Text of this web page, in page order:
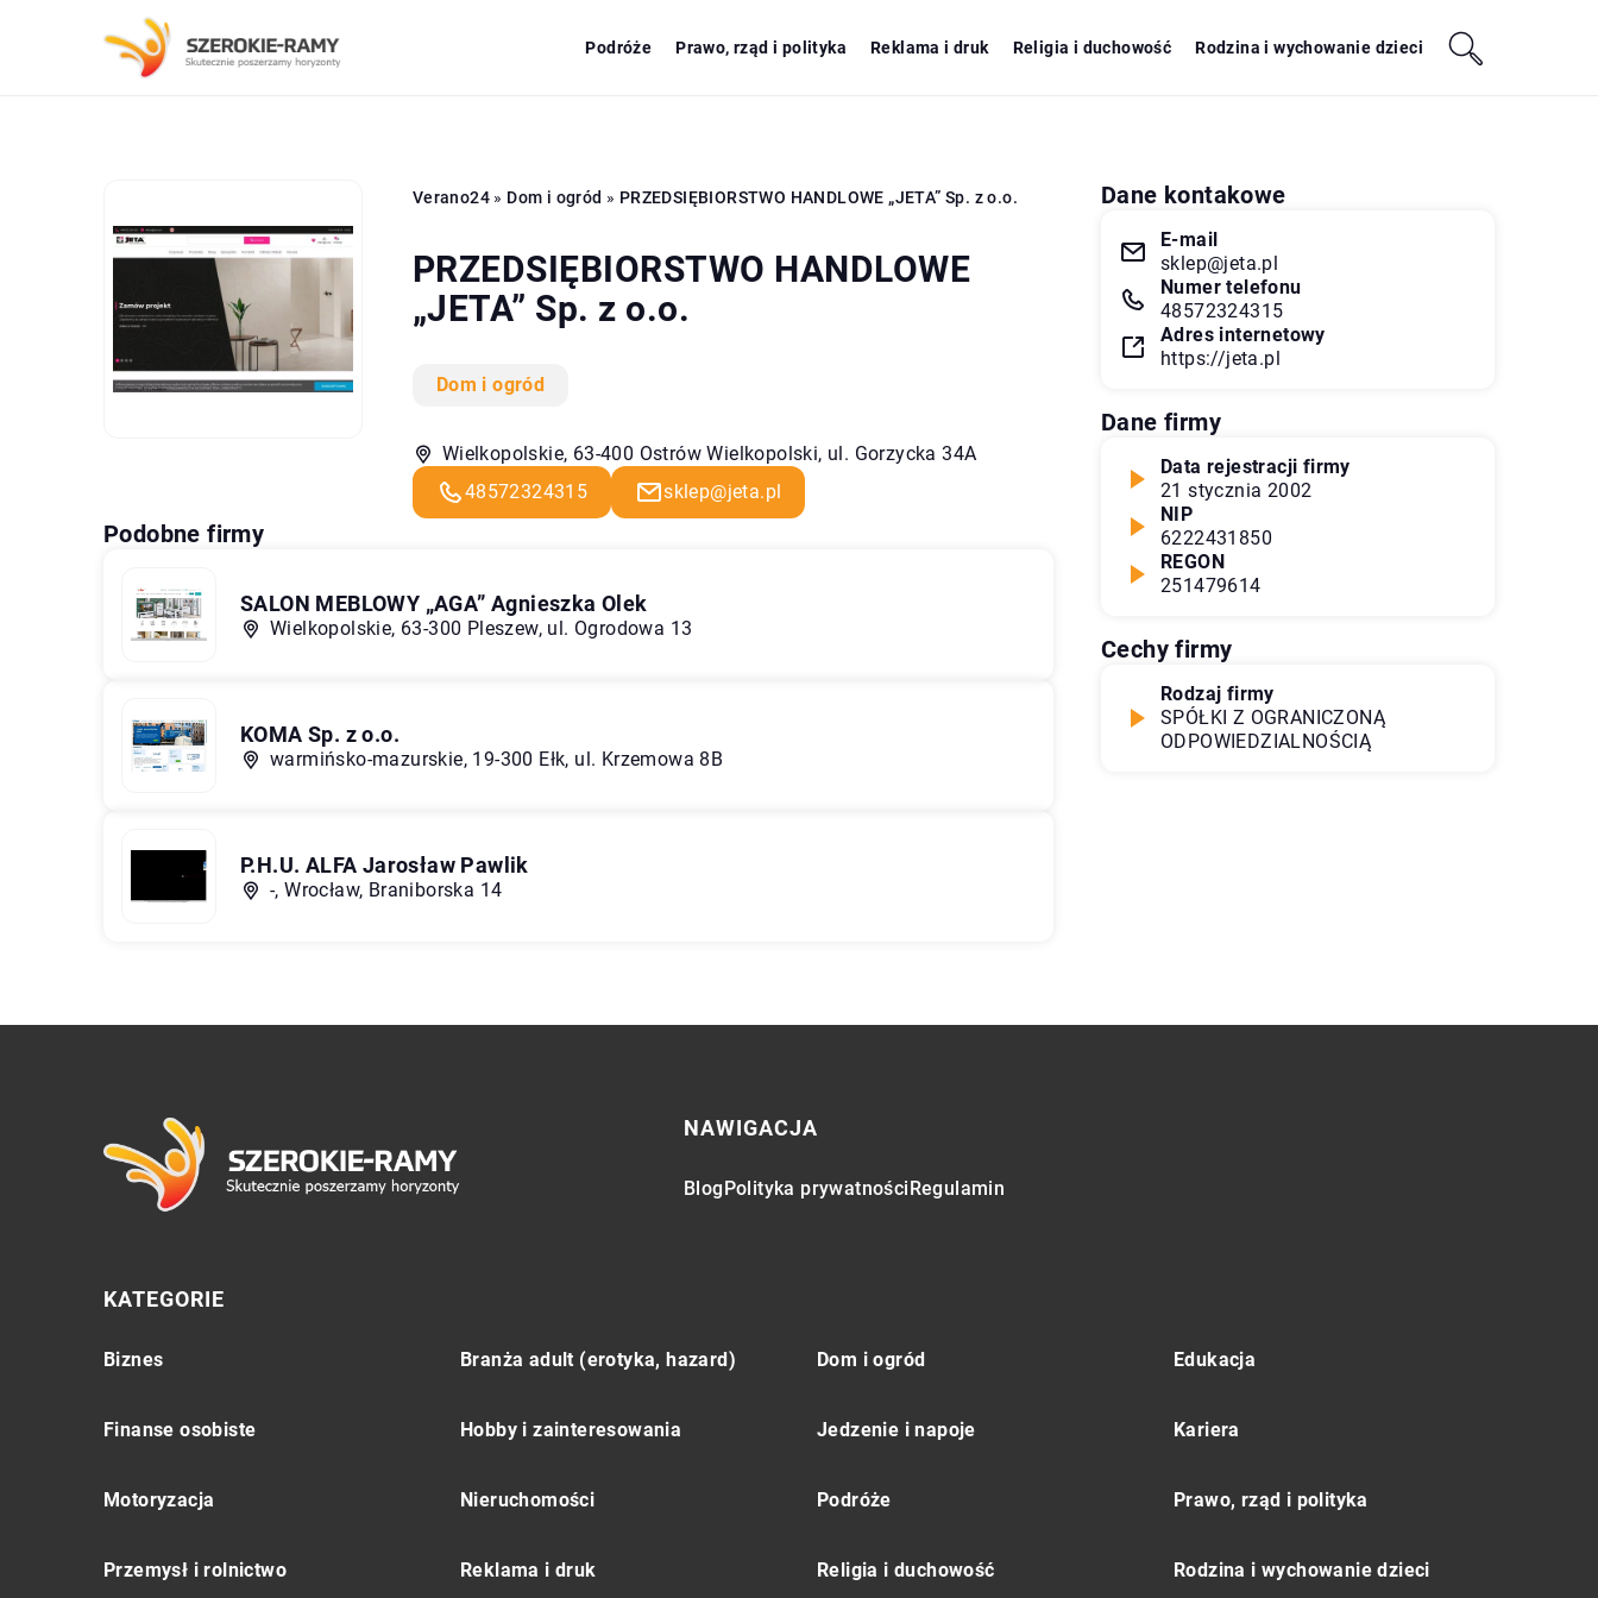
Podróże Prawo, rząd i polityka Reklama i druk Religia i duchowość Rodzina i wychowanie dzieci
Verano24» Dom i ogród » PRZEDSIĘBIORSTWO HANDLOWE „JETA” Sp. z o.o.
PRZEDSIĘBIORSTWO HANDLOWE
„JETA” Sp. z o.o.
Dom i ogród
Wielkopolskie, 63-400 Ostrów Wielkopolski, ul. Gorzycka 34A
48572324315
sklep@jeta.pl
Podobne firmy
SALON MEBLOWY „AGA” Agnieszka Olek
Wielkopolskie, 63-300 Pleszew, ul. Ogrodowa 13
KOMA Sp. z o.o.
warmińsko-mazurskie, 19-300 Ełk, ul. Krzemowa 8B
P.H.U. ALFA Jarosław Pawlik
-, Wrocław, Braniborska 14
Dane kontakowe
E-mail
sklep@jeta.pl
Numer telefonu
48572324315
Adres internetowy
https://jeta.pl
Dane firmy
Data rejestracji firmy
21 stycznia 2002
NIP
6222431850
REGON
251479614
Cechy firmy
Rodzaj firmy
SPÓŁKI Z OGRANICZONĄ
ODPOWIEDZIALNOŚCIĄ
NAWIGACJA
BlogPolityka prywatnościRegulamin
KATEGORIE
Biznes Branża adult (erotyka, hazard) Dom i ogród Edukacja
Finanse osobiste Hobby i zainteresowania Jedzenie i napoje Kariera
Motoryzacja Nieruchomości Podróże Prawo, rząd i polityka
Przemysł i rolnictwo Reklama i druk Religia i duchowość Rodzina i wychowanie dzieci